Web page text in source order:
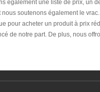
également une liste de prix, un
nous soutenons également le
pour acheter un produit à prix
de notre part. De plus, nous